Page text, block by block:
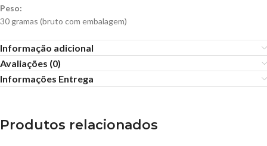
Peso:
30 gramas (bruto com embalagem)
Informação adicional
Avaliações (0)
Informações Entrega
Produtos relacionados